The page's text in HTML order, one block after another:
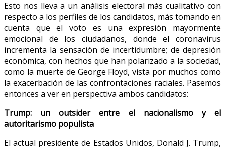
Esto nos lleva a un análisis electoral más cualitativo con
respecto a los perfiles de los candidatos, más tomando en
cuenta que el voto es una expresión mayormente
emocional de los ciudadanos, donde el coronavirus
incrementa la sensación de incertidumbre; de depresión
económica, con hechos que han polarizado a la sociedad,
como la muerte de George Floyd, vista por muchos como
la exacerbación de las confrontaciones raciales. Pasemos
entonces a ver en perspectiva ambos candidatos:
Trump: un outsider entre el nacionalismo y el
autoritarismo populista
El actual presidente de Estados Unidos, Donald J. Trump,